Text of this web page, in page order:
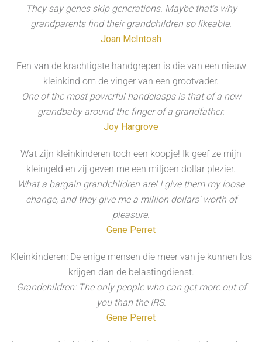
They say genes skip generations. Maybe that's why
grandparents find their grandchildren so likeable.
Joan McIntosh
Een van de krachtigste handgrepen is die van een nieuw
kleinkind om de vinger van een grootvader.
One of the most powerful handclasps is that of a new
grandbaby around the finger of a grandfather.
Joy Hargrove
Wat zijn kleinkinderen toch een koopje! Ik geef ze mijn
kleingeld en zij geven me een miljoen dollar plezier.
What a bargain grandchildren are! I give them my loose
change, and they give me a million dollars' worth of
pleasure.
Gene Perret
Kleinkinderen: De enige mensen die meer van je kunnen los
krijgen dan de belastingdienst.
Grandchildren: The only people who can get more out of
you than the IRS.
Gene Perret